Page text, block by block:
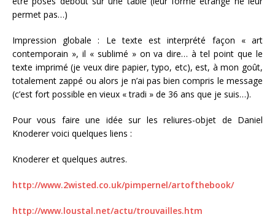
permet pas…)
Impression globale : Le texte est interprété façon « art
contemporain », il « sublimé » on va dire… à tel point que le
texte imprimé (je veux dire papier, typo, etc), est, à mon goût,
totalement zappé ou alors je n’ai pas bien compris le message
(c’est fort possible en vieux « tradi » de 36 ans que je suis…).
Pour vous faire une idée sur les reliures-objet de Daniel
Knoderer voici quelques liens :
Knoderer et quelques autres.
http://www.2wisted.co.uk/pimpernel/artofthebook/
http://www.loustal.net/actu/trouvailles.htm